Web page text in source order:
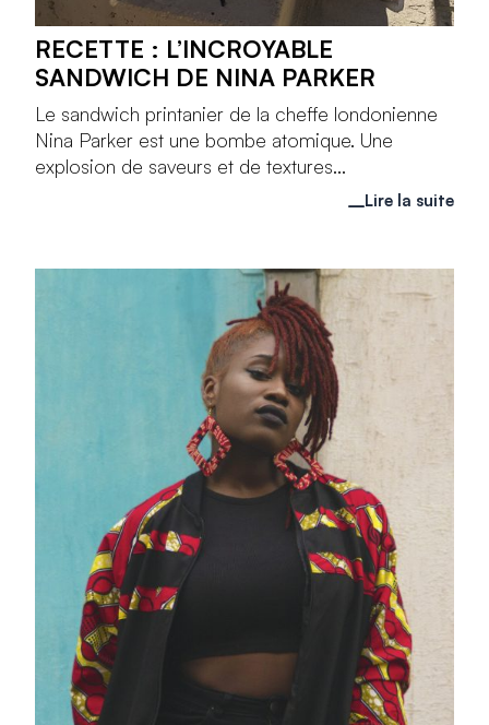
RECETTE : L’INCROYABLE
SANDWICH DE NINA PARKER
Le sandwich printanier de la cheffe londonienne
Nina Parker est une bombe atomique. Une
explosion de saveurs et de textures...
Lire la suite